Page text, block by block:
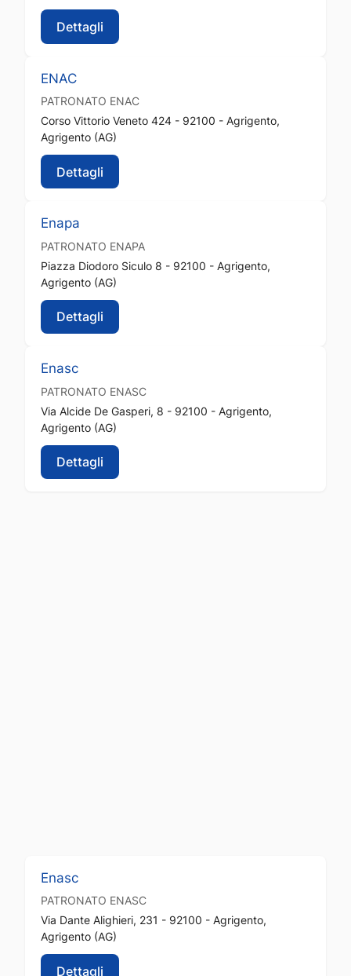
Dettagli
ENAC
PATRONATO ENAC
Corso Vittorio Veneto 424 - 92100 - Agrigento,
Agrigento (AG)
Dettagli
Enapa
PATRONATO ENAPA
Piazza Diodoro Siculo 8 - 92100 - Agrigento,
Agrigento (AG)
Dettagli
Enasc
PATRONATO ENASC
Via Alcide De Gasperi, 8 - 92100 - Agrigento,
Agrigento (AG)
Dettagli
Enasc
PATRONATO ENASC
Via Dante Alighieri, 231 - 92100 - Agrigento,
Agrigento (AG)
Dettagli